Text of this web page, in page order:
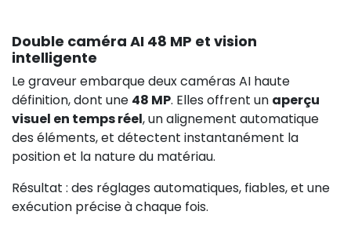
442,00 €
Double caméra AI 48 MP et vision
intelligente
Le graveur embarque deux caméras AI haute
définition, dont une 48 MP. Elles offrent un aperçu
visuel en temps réel, un alignement automatique
des éléments, et détectent instantanément la
position et la nature du matériau.
Résultat : des réglages automatiques, fiables, et une
exécution précise à chaque fois.